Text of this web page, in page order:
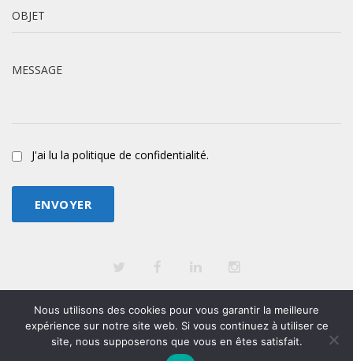
OBJET
MESSAGE
J'ai lu la politique de confidentialité.
Copyright © 2024 Michel YEBOUA. Tous droits réservés.
Nous utilisons des cookies pour vous garantir la meilleure
expérience sur notre site web. Si vous continuez à utiliser ce
site, nous supposerons que vous en êtes satisfait.